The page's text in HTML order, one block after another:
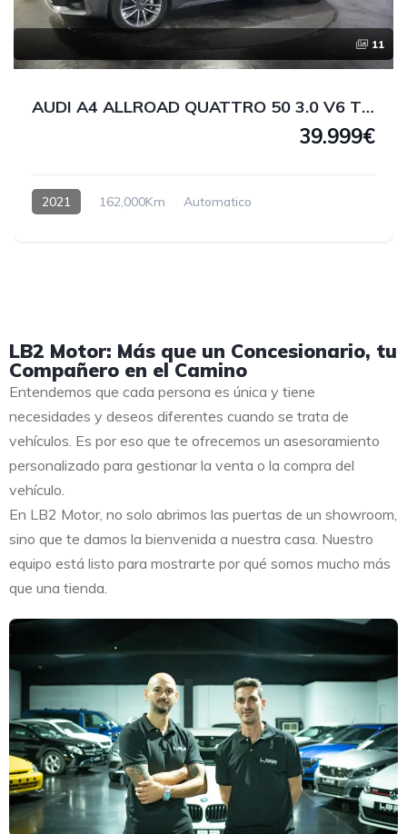
11
AUDI A4 ALLROAD QUATTRO 50 3.0 V6 TDI 286 CV
39.999€
2021 162,000Km Automatico
LB2 Motor: Más que un Concesionario, tu
Compañero en el Camino
Entendemos que cada persona es única y tiene
necesidades y deseos diferentes cuando se trata de
vehículos. Es por eso que te ofrecemos un asesoramiento
personalizado para gestionar la venta o la compra del
vehículo.
En LB2 Motor, no solo abrimos las puertas de un showroom,
sino que te damos la bienvenida a nuestra casa. Nuestro
equipo está listo para mostrarte por qué somos mucho más
que una tienda.